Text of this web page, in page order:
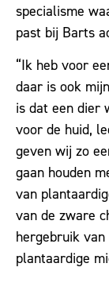
specialisme
past bij Barts
“Ik heb voor
daar is ook
is dat een dier
voor de huid,
geven wij zo
gaan houden
van
van de zware
hergebruik
plantaardige